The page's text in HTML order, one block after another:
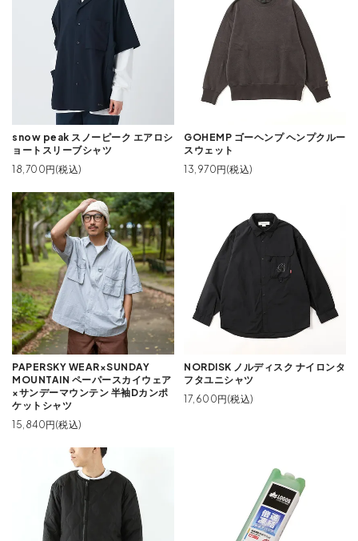
snow peak スノーピーク エアロシ
ョートスリーブシャツ
18,700円(税込)
GOHEMP ゴーヘンプ ヘンプクルー
スウェット
13,970円(税込)
PAPERSKY WEAR×SUNDAY
MOUNTAIN ペーパースカイウェア
×サンデーマウンテン 半袖Dカンポ
ケットシャツ
15,840円(税込)
NORDISK ノルディスク ナイロンタ
フタユニシャツ
17,600円(税込)